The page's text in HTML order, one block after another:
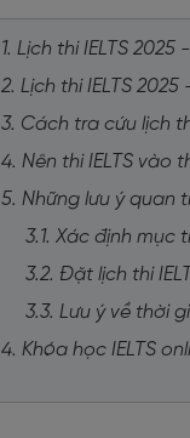
1. Lịch thi IELTS 2025
2. Lịch thi IELTS
3. Cách tra cứu lịch
4. Nên thi IELTS vào
5. Những lưu ý quan
3.1. Xác định mục
3.2. Đặt lịch thi
3.3. Lưu ý về thời
4. Khóa học IELTS